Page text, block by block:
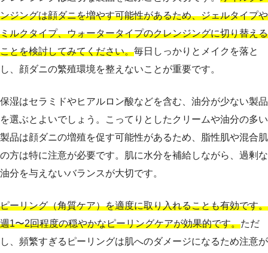
ンジングは顔ダニを増やす可能性があるため、ジェルタイプや
ミルクタイプ、ウォータータイプのクレンジングに切り替える
ことを検討してみてください。毎日しっかりとメイクを落と
し、顔ダニの繁殖環境を整えないことが重要です。
保湿はセラミドやヒアルロン酸などを含む、油分が少ない製品
を選ぶとよいでしょう。こってりとしたクリームや油分の多い
製品は顔ダニの増殖を促す可能性があるため、脂性肌や混合肌
の方は特に注意が必要です。肌に水分を補給しながら、過剰な
油分を与えないバランスが大切です。
ピーリング（角質ケア）を適度に取り入れることも有効です。
週1〜2回程度の穏やかなピーリングケアが効果的です。ただ
し、頻繁すぎるピーリングは肌へのダメージになるため注意が